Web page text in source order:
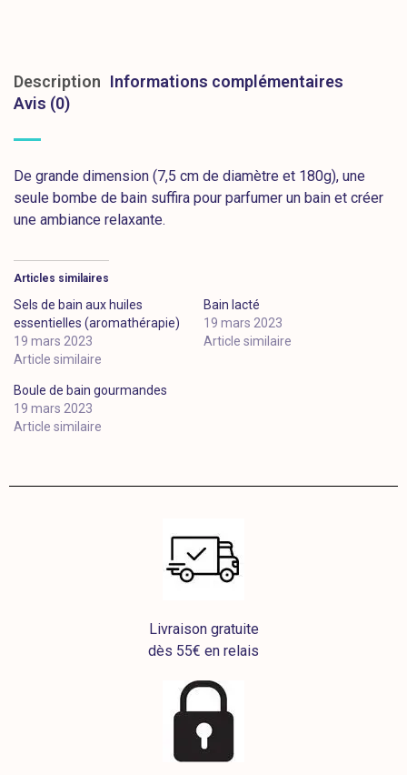
Description Informations complémentaires
Avis (0)
De grande dimension (7,5 cm de diamètre et 180g), une
seule bombe de bain suffira pour parfumer un bain et créer
une ambiance relaxante.
Articles similaires
Sels de bain aux huiles
essentielles (aromathérapie)
19 mars 2023
Article similaire
Bain lacté
19 mars 2023
Article similaire
Boule de bain gourmandes
19 mars 2023
Article similaire
Livraison gratuite
dès 55€ en relais